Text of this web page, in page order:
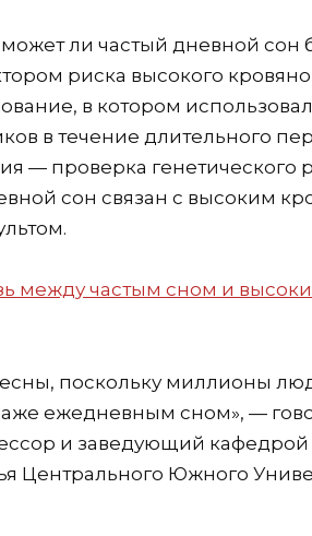
ли частый дневной сон
риска высокого
в котором
в течение длительного
— проверка генетического
сон связан с высоким
поскольку миллионы
ежедневным сном», —
и заведующий кафедрой
Центрального Южного